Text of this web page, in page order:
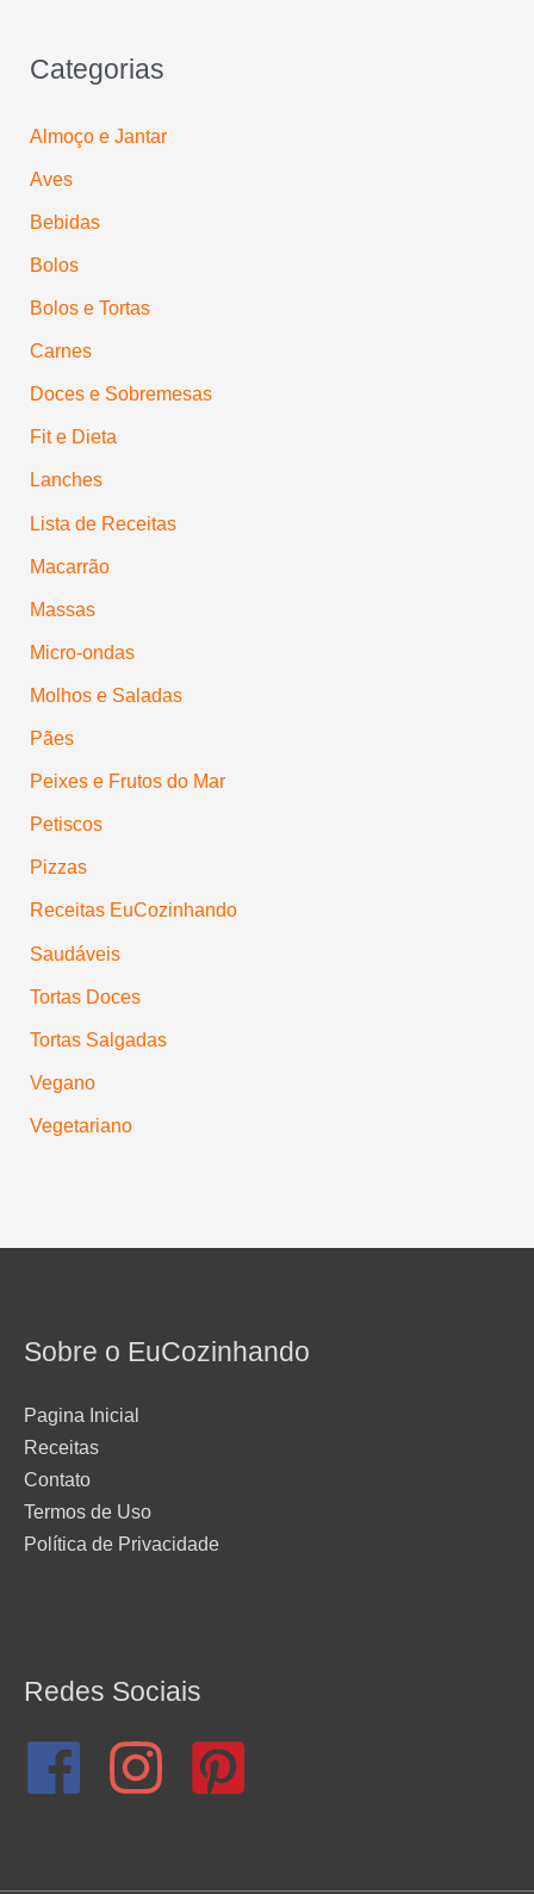
Categorias
Almoço e Jantar
Aves
Bebidas
Bolos
Bolos e Tortas
Carnes
Doces e Sobremesas
Fit e Dieta
Lanches
Lista de Receitas
Macarrão
Massas
Micro-ondas
Molhos e Saladas
Pães
Peixes e Frutos do Mar
Petiscos
Pizzas
Receitas EuCozinhando
Saudáveis
Tortas Doces
Tortas Salgadas
Vegano
Vegetariano
Sobre o EuCozinhando
Pagina Inicial
Receitas
Contato
Termos de Uso
Política de Privacidade
Redes Sociais